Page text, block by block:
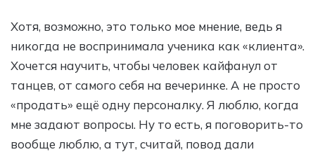
Хотя, возможно, это только мое мнение, ведь я
никогда не воспринимала ученика как «клиента».
Хочется научить, чтобы человек кайфанул от
танцев, от самого себя на вечеринке. А не просто
«продать» ещё одну персоналку. Я люблю, когда
мне задают вопросы. Ну то есть, я поговорить-то
вообще люблю, а тут, считай, повод дали